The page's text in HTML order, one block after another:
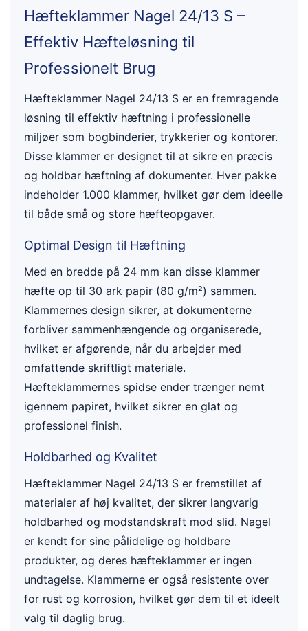
Hæfteklammer Nagel 24/13 S –
Effektiv Hæfteløsning til
Professionelt Brug
Hæfteklammer Nagel 24/13 S er en fremragende
løsning til effektiv hæftning i professionelle
miljøer som bogbinderier, trykkerier og kontorer.
Disse klammer er designet til at sikre en præcis
og holdbar hæftning af dokumenter. Hver pakke
indeholder 1.000 klammer, hvilket gør dem ideelle
til både små og store hæfteopgaver.
Optimal Design til Hæftning
Med en bredde på 24 mm kan disse klammer
hæfte op til 30 ark papir (80 g/m²) sammen.
Klammernes design sikrer, at dokumenterne
forbliver sammenhængende og organiserede,
hvilket er afgørende, når du arbejder med
omfattende skriftligt materiale.
Hæfteklammernes spidse ender trænger nemt
igennem papiret, hvilket sikrer en glat og
professionel finish.
Holdbarhed og Kvalitet
Hæfteklammer Nagel 24/13 S er fremstillet af
materialer af høj kvalitet, der sikrer langvarig
holdbarhed og modstandskraft mod slid. Nagel
er kendt for sine pålidelige og holdbare
produkter, og deres hæfteklammer er ingen
undtagelse. Klammerne er også resistente over
for rust og korrosion, hvilket gør dem til et ideelt
valg til daglig brug.